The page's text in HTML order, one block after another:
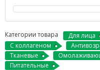
Категории товара Для лица
С коллагеном
Тканевые
Питательные